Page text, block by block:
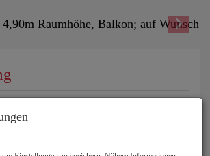
eines spannenden